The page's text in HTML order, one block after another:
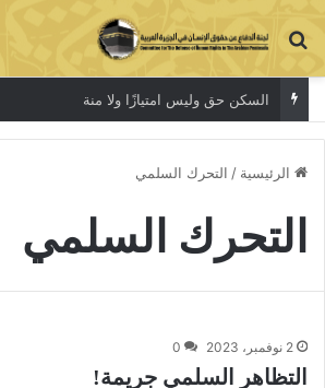
بحث عن
السكن حق وليس امتيازًا ولا منة
الرئيسية / التحرك السلمي
التحرك السلمي
2 نوفمبر، 2023 0
التظاهر السلمي جريمة!